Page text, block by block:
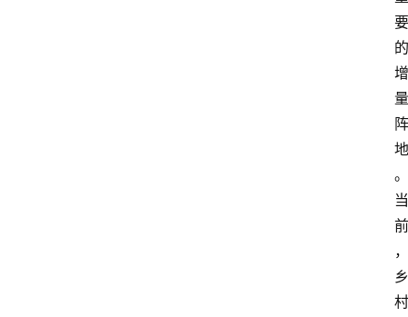
要
的
增
量
阵
地
。
当
前
，
乡
村